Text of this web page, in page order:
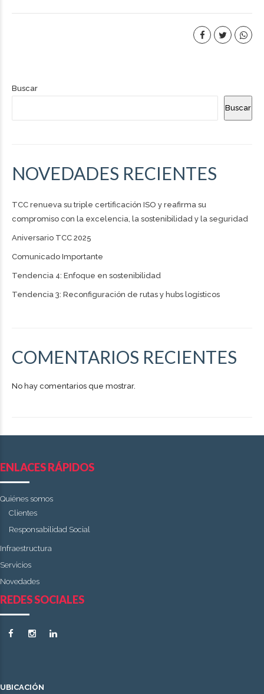
Buscar
Buscar
NOVEDADES RECIENTES
TCC renueva su triple certificación ISO y reafirma su
compromiso con la excelencia, la sostenibilidad y la seguridad
Aniversario TCC 2025
Comunicado Importante
Tendencia 4: Enfoque en sostenibilidad
Tendencia 3: Reconfiguración de rutas y hubs logísticos
COMENTARIOS RECIENTES
No hay comentarios que mostrar.
ENLACES RÁPIDOS
Quiénes somos
Clientes
Responsabilidad Social
Infraestructura
Servicios
Novedades
REDES SOCIALES
UBICACIÓN